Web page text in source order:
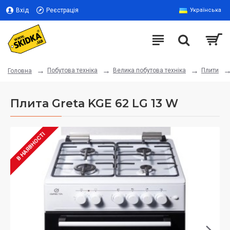
Вхід Реєстрація Українська
Головна Побутова техніка Велика побутова техніка Плити
Плита Greta KGE 62 LG 13 W
В НАЯВНОСТІ